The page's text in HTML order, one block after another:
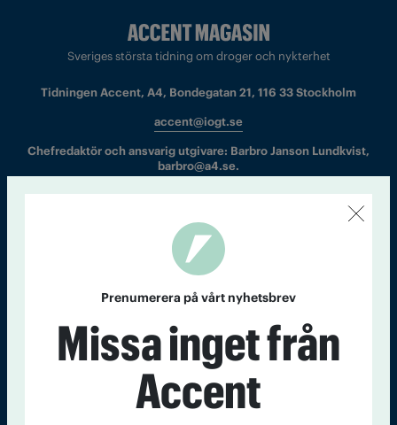
Sveriges största tidning om droger och nykterhet
Tidningen Accent, A4, Bondegatan 21, 116 33 Stockholm
accent@iogt.se
Chefredaktör och ansvarig utgivare: Barbro Janson Lundkvist,
barbro@a4.se.
Om Tidningen Tidningsarkiv
Läs tidigare
nummer av
Prenumerera på vårt nyhetsbrev
Missa inget från
Accent